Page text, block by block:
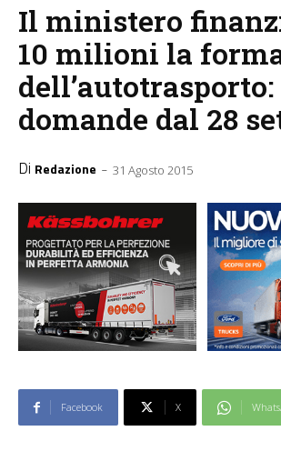
Il ministero
10 milioni la
dell’autotrasporto:
domande dal 28
Di Redazione - 31 Agosto 2015
Facebook X